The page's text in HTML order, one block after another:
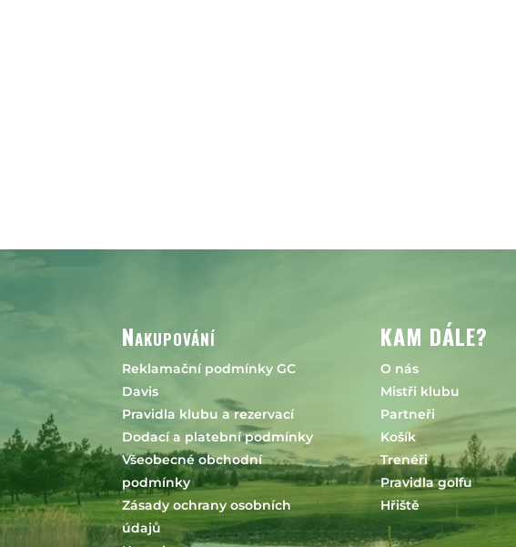
Nakupování
Reklamační podmínky GC
Davis
Pravidla klubu a rezervací
Dodací a platební podmínky
Všeobecné obchodní
podmínky
Zásady ochrany osobních
údajů
KAM DÁLE?
O nás
Mistři klubu
Partneři
Košík
Trenéři
Pravidla golfu
Hřiště